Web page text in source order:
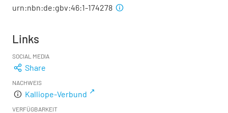
urn:nbn:de:gbv:46:1-174278
Links
SOCIAL MEDIA
Share
NACHWEIS
Kalliope-Verbund
VERFÜGBARKEIT